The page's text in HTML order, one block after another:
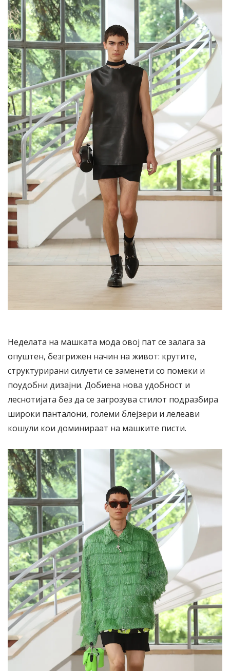
Неделата на машката мода овој пат се залага за
опуштен, безгрижен начин на живот: крутите,
структурирани силуети се заменети со помеки и
поудобни дизајни. Добиена нова удобност и
леснотијата без да се загрозува стилот подразбира
широки панталони, големи блејзери и лелеави
кошули кои доминираат на машките писти.